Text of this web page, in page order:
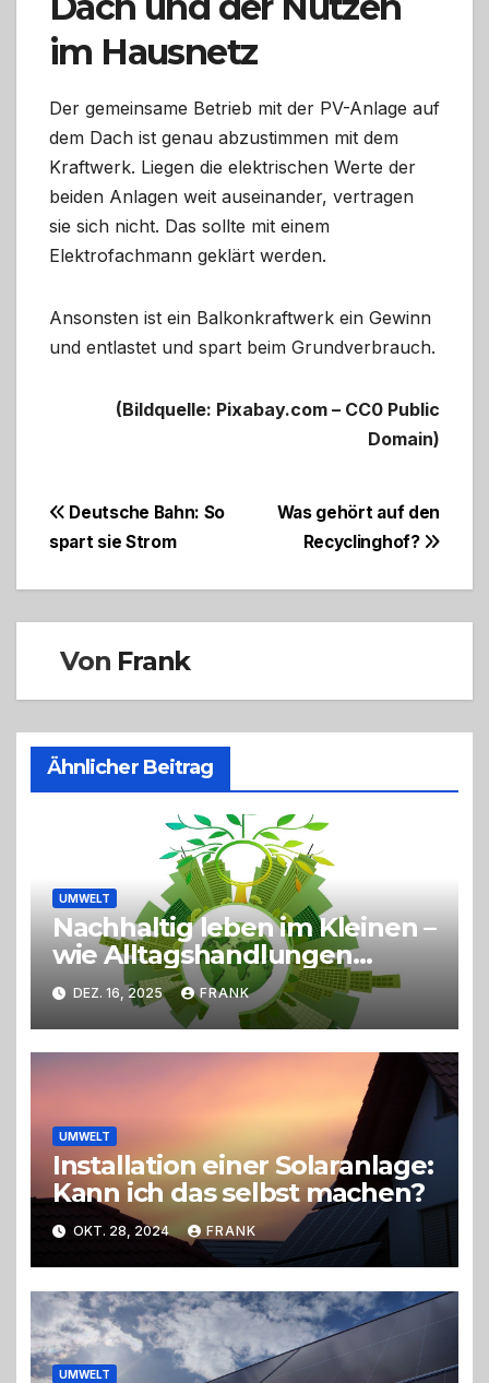
im Hausnetz
Der gemeinsame Betrieb mit der PV-Anlage auf
dem Dach ist genau abzustimmen mit dem
Kraftwerk. Liegen die elektrischen Werte der
beiden Anlagen weit auseinander, vertragen
sie sich nicht. Das sollte mit einem
Elektrofachmann geklärt werden.
Ansonsten ist ein Balkonkraftwerk ein Gewinn
und entlastet und spart beim Grundverbrauch.
(Bildquelle: Pixabay.com – CC0 Public
Domain)
Beitragsnavigation
Was gehört auf den
Recyclinghof?
Deutsche Bahn: So
spart sie Strom
Von Frank
Ähnlicher Beitrag
UMWELT
Nachhaltig leben im Kleinen –
wie Alltagshandlungen
unseren ökologischen
Fußabdruck verändern
DEZ. 16, 2025 FRANK
UMWELT
Installation einer Solaranlage:
Kann ich das selbst machen?
OKT. 28, 2024 FRANK
UMWELT